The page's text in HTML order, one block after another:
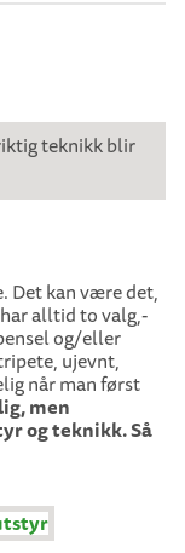
teknikk blir
Det kan være det,
alltid to valg,-
og/eller
ujevnt,
når man først
men
og teknikk. Så